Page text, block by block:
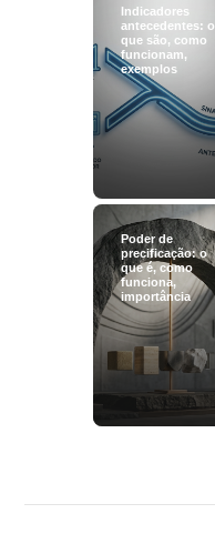
Indicadores
antecedentes: o
que são, como
funcionam,
exemplos
Poder de
precificação: o
que é, como
funciona,
importância